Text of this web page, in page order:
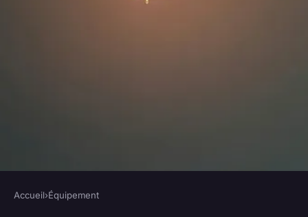
ÉQUIPEMENT
Accueil›Équipement